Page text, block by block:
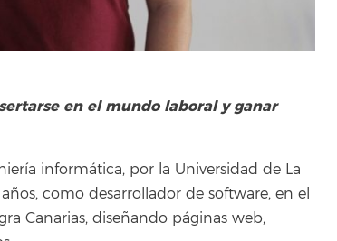
en el mundo laboral y ganar
informática, por la Universidad de La
como desarrollador de software, en el
Canarias, diseñando páginas web,